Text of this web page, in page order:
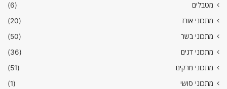
מטבלים
(6)
מתכוני אורז
(20)
מתכוני בשר
(50)
מתכוני דגים
(36)
מתכוני מרקים
(51)
מתכוני סושי
(1)